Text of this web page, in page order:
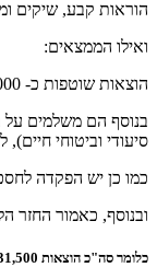
הוראות קבע, שיקים
ואילו הממצאים:
הוצאות שוטפות כ- 20,000 ₪ בחודש.
סיעודי וביטוחי חיים),
כמו כן יש הפקדה לחסכון של
ובנוסף, כאמור החזר הלוואות של
כלומר סה"כ הוצאות 31,500 ₪.